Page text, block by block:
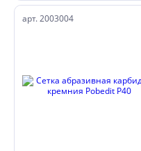
арт. 2003004